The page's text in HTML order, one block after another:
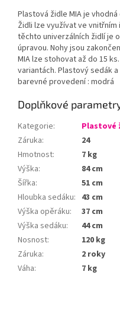
Plastová židle MIA je
Židli lze využívat ve
těchto univerzálních židlí je
úpravou. Nohy jsou
MIA lze stohovat až do 15
variantách. Plastový sedák
barevné provedení : modrá
Doplňkové
Kategorie:
Plastové
Záruka:
24
Hmotnost:
7 kg
Výška:
84 cm
Šířka:
51 cm
Hloubka sedáku: 43 cm
Výška opěráku:
37 cm
Výška sedáku:
44 cm
Nosnost:
120 kg
Záruka:
2 roky
Váha: 7 kg